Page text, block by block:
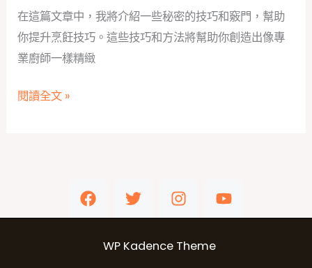
沖
咖
啡：
單
在這篇文章中，我將介紹一些秘密的技巧和竅門，幫助
你提升烹飪技巧。這些技巧和方法將幫助你創造出像專
業廚師一樣精緻
廚
烹
閱讀全文 »
WP Kadence Theme